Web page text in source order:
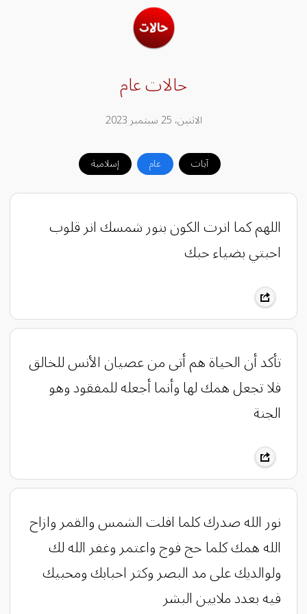
حالات عام
الاثنين، 25 سبتمبر 2023
آيات عام إسلامية
اللهم كما انرت الكون بنور شمسك انر قلوب
احبتي بضياء حبك
تأكد أن الحياة هم أتى من عصيان الأنس للخالق
فلا تجعل همك لها وأنما أجعله للمفقود وهو
الجنة
نور الله صدرك كلما افلت الشمس والقمر وازاح
الله همك كلما حج فوج واعتمر وغفر الله لك
ولوالديك على مد البصر وكثر احبابك ومحبيك
فيه بعدد ملايين البشر